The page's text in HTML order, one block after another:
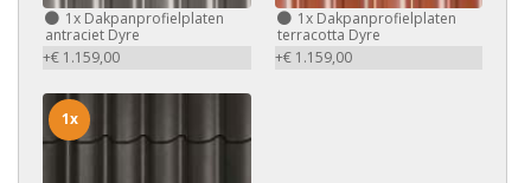
1x Dakpanprofielplaten
antraciet Dyre
+€ 1.159,00
1xDakpanprofielplaten
terracotta Dyre
+€ 1.159,00
1x